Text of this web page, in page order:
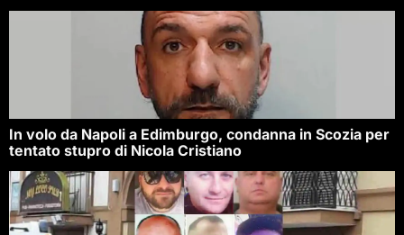
In volo da Napoli a Edimburgo, condanna in Scozia per
tentato stupro di Nicola Cristiano